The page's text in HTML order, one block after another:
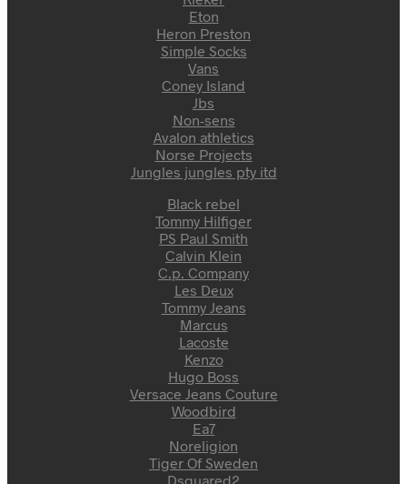
Eton
Heron Preston
Simple Socks
Vans
Coney Island
Jbs
Non-sens
Avalon athletics
Norse Projects
Jungles jungles pty itd
Black rebel
Tommy Hilfiger
PS Paul Smith
Calvin Klein
C.p. Company
Les Deux
Tommy Jeans
Marcus
Lacoste
Kenzo
Hugo Boss
Versace Jeans Couture
Woodbird
Ea7
Noreligion
Tiger Of Sweden
Dsquared2